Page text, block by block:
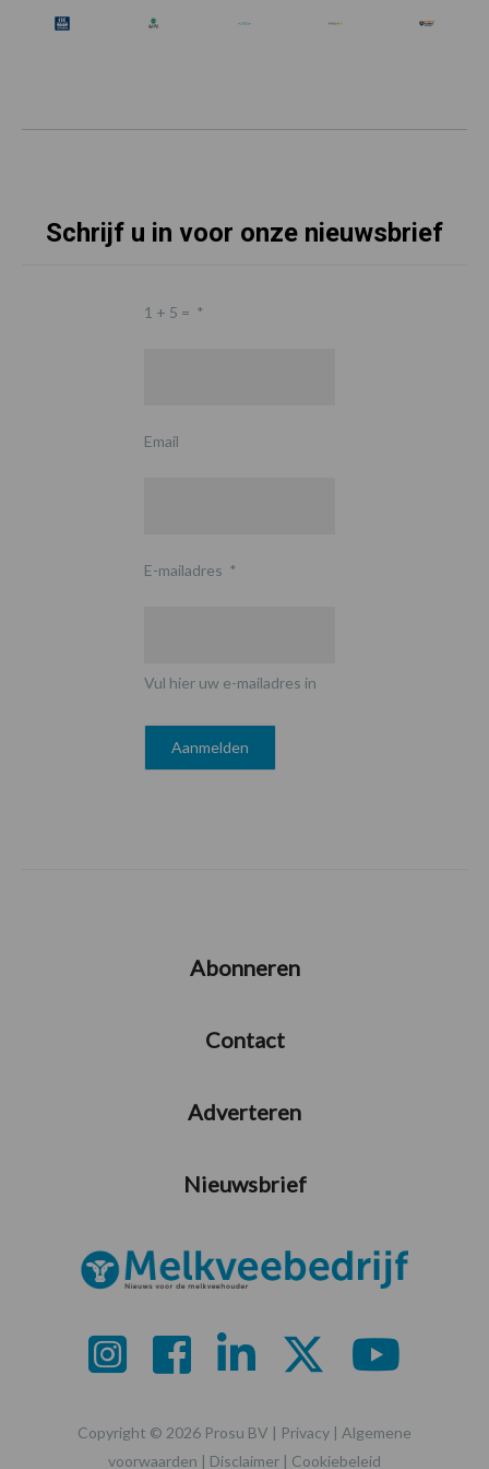
Schrijf u in voor onze nieuwsbrief
1 + 5 = *
Email
E-mailadres *
Vul hier uw e-mailadres in
Abonneren
Contact
Adverteren
Nieuwsbrief
Copyright © 2026 Prosu BV | Privacy | Algemene
voorwaarden | Disclaimer | Cookiebeleid